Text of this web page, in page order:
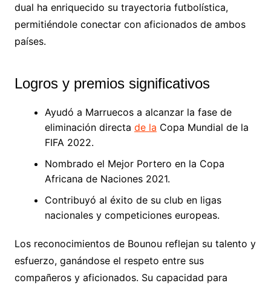
dual ha enriquecido su trayectoria futbolística,
permitiéndole conectar con aficionados de ambos
países.
Logros y premios significativos
Ayudó a Marruecos a alcanzar la fase de
eliminación directa de la Copa Mundial de la
FIFA 2022.
Nombrado el Mejor Portero en la Copa
Africana de Naciones 2021.
Contribuyó al éxito de su club en ligas
nacionales y competiciones europeas.
Los reconocimientos de Bounou reflejan su talento y
esfuerzo, ganándose el respeto entre sus
compañeros y aficionados. Su capacidad para